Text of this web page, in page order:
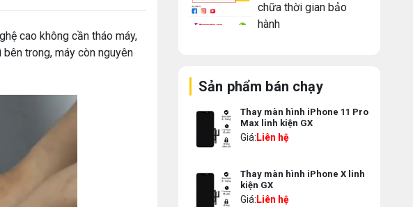
cao không cần tháo máy,
trong, máy còn nguyên
chữa thời gian bảo
hành
Sản phẩm bán chạy
Thay màn hình iPhone 11 Pro
Max linh kiện GX
Giá: Liên hệ
Thay màn hình iPhone X linh
kiện GX
Giá:Liên hệ